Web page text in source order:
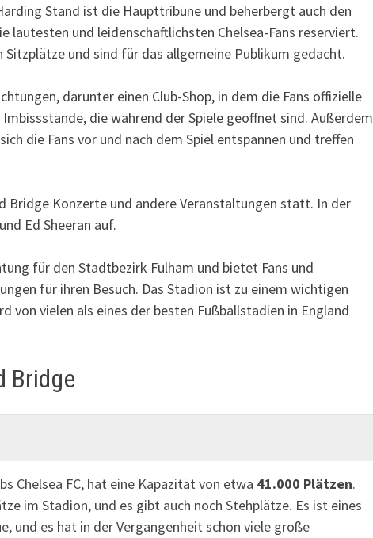
Stand ist die Haupttribüne und beherbergt auch den
lautesten und leidenschaftlichsten Chelsea-Fans reserviert.
und sind für das allgemeine Publikum gedacht.
darunter einen Club-Shop, in dem die Fans offizielle
die während der Spiele geöffnet sind. Außerdem
die Fans vor und nach dem Spiel entspannen und treffen
Bridge Konzerte und andere Veranstaltungen statt. In der
Ed Sheeran auf.
für den Stadtbezirk Fulham und bietet Fans und
für ihren Besuch. Das Stadion ist zu einem wichtigen
vielen als eines der besten Fußballstadien in England
Bridge
Chelsea FC, hat eine Kapazität von etwa 41.000 Plätzen.
im Stadion, und es gibt auch noch Stehplätze. Es ist eines
und es hat in der Vergangenheit schon viele große